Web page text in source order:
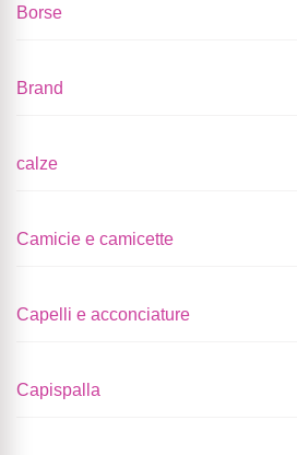
Borse
Brand
calze
Camicie e camicette
Capelli e acconciature
Capispalla